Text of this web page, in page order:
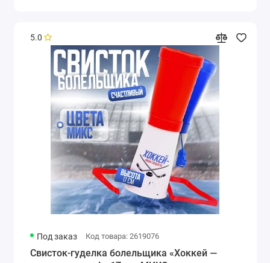
5.0
Под заказ Код товара: 2619076
Свисток-гуделка болельщика «Хоккей —